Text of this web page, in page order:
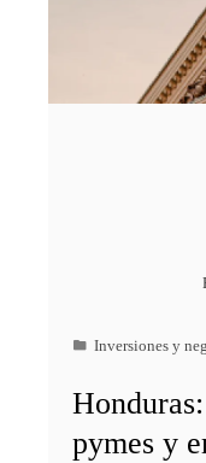
Inversiones y
pymes y